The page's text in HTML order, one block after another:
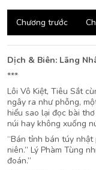
Chương trước
Dịch & Biên: Lãng
***
Lôi Vô Kiệt, Tiêu Sắt
ngây ra như phỗng,
hiểu sao lại đọc bài
núi hay không xuống
“Bán tỉnh bán túy
niên.” Lý Phàm Tùng
đoán.”